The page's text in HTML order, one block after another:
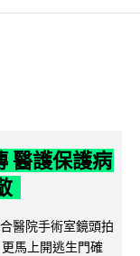
醫護保護病
醫院手術室鏡頭拍
馬上開逃生門確